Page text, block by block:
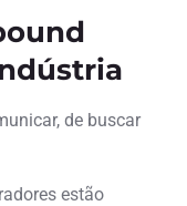
de buscar
estão